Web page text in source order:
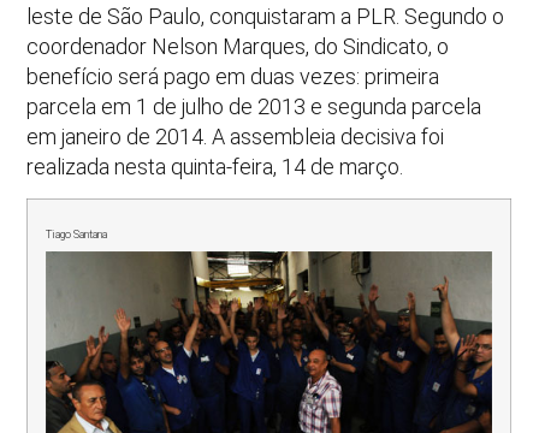
leste de São Paulo, conquistaram a PLR. Segundo o
coordenador Nelson Marques, do Sindicato, o
benefício será pago em duas vezes: primeira
parcela em 1 de julho de 2013 e segunda parcela
em janeiro de 2014. A assembleia decisiva foi
realizada nesta quinta-feira, 14 de março.
Tiago Santana